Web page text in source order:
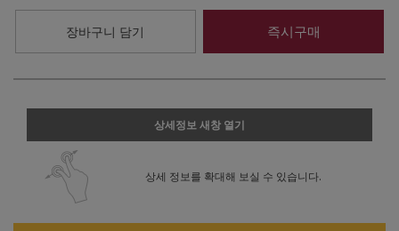
장바구니 담기 즉시구매
상세정보 새창 열기
상세 정보를 확대해 보실 수 있습니다.